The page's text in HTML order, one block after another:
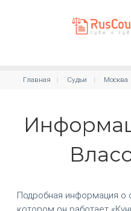
Главная Судьи Москва
Подробная информация о